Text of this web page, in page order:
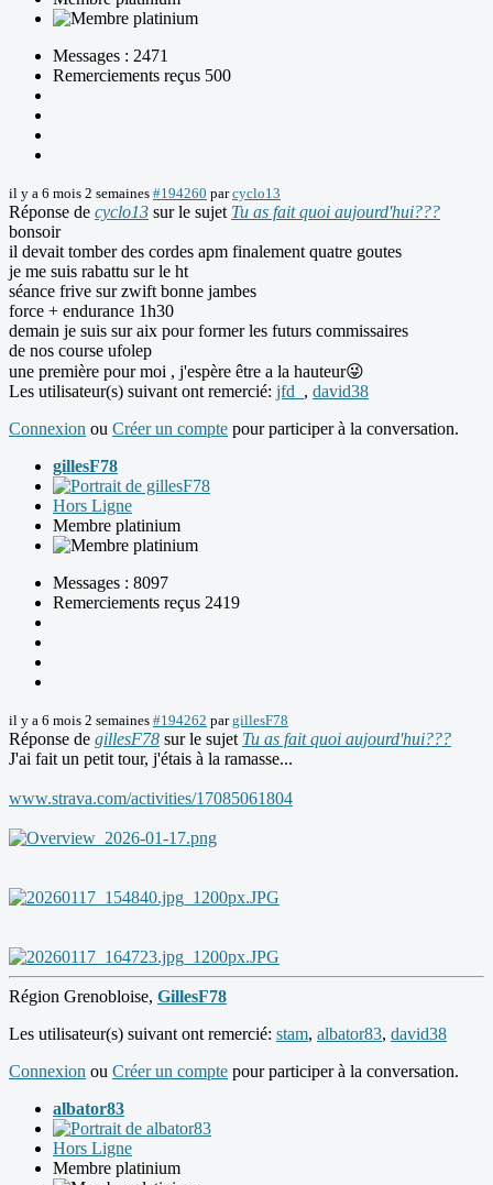
Messages : 2471
Remerciements reçus 500
il y a 6 mois 2 semaines #194260 parcyclo13
Réponse de cyclo13 sur le sujet Tu as fait quoi aujourd'hui???
bonsoir
il devait tomber des cordes apm finalement quatre goutes
je me suis rabattu sur le ht
séance frive sur zwift bonne jambes
force + endurance 1h30
demain je suis sur aix pour former les futurs commissaires
de nos course ufolep
une première pour moi , j'espère être a la hauteur😜
Les utilisateur(s) suivant ont remercié: jfd_ , david38
Connexion ou Créer un compte pour participer à la conversation.
gillesF78
Hors Ligne
Membre platinium
Messages : 8097
Remerciements reçus 2419
il y a 6 mois 2 semaines #194262 pargillesF78
Réponse de gillesF78 sur le sujet Tu as fait quoi aujourd'hui???
J'ai fait un petit tour, j'étais à la ramasse...
www.strava.com/activities/17085061804
Région Grenobloise, GillesF78
Les utilisateur(s) suivant ont remercié: stam, albator83, david38
Connexion ou Créer un compte pour participer à la conversation.
albator83
Hors Ligne
Membre platinium